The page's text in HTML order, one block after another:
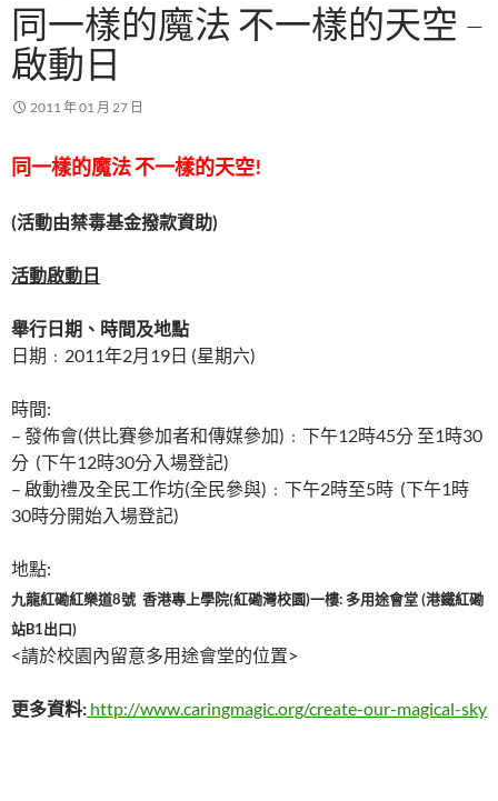
同一樣的魔法 不一樣的天空 –
啟動日
2011 年 01 月 27 日
同一樣的魔法 不一樣的天空!
(活動由禁毒基金撥款資助)
活動啟動日
舉行日期、時間及地點
日期﹕2011年2月19日 (星期六)
時間:
– 發佈會(供比賽參加者和傳媒參加)﹕下午12時45分 至1時30
分 (下午12時30分入場登記)
– 啟動禮及全民工作坊(全民參與)﹕下午2時至5時 (下午1時
30時分開始入場登記)
地點:
九龍紅磡紅樂道8號 香港專上學院(紅磡灣校園)一樓: 多用途會堂 (港鐵紅磡
站B1出口)
<請於校園內留意多用途會堂的位置>
更多資料: http://www.caringmagic.org/create-our-magical-sky